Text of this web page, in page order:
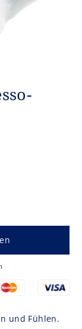
und Fühlen.